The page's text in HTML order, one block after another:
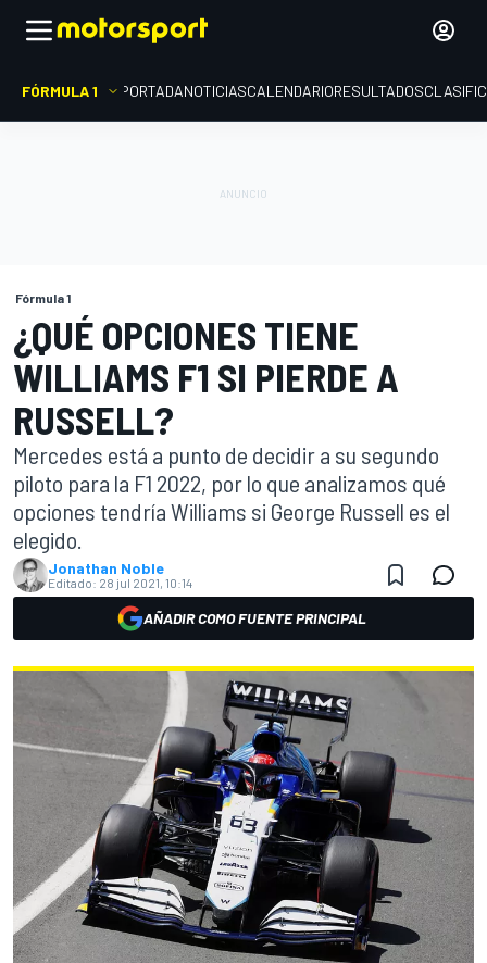
FÓRMULA 1 PORTADANOTICIASCALENDARIORESULTADOS
Fórmula 1
¿QUÉ OPCIONES TIENE
WILLIAMS F1 SI PIERDE A
RUSSELL?
Mercedes está a punto de decidir a su segundo
piloto para la F1 2022, por lo que analizamos qué
opciones tendría Williams si George Russell es el
elegido.
Jonathan Noble
Editado: 28 jul 2021, 10:14
AÑADIR COMO FUENTE PRINCIPAL